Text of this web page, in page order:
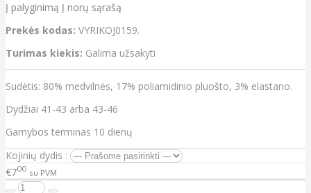
Į palyginimą Į norų sąrašą
Prekės kodas: VYRIKOJ0159.
Turimas kiekis: Galima užsakyti
Sudėtis: 80% medvilnės, 17% poliamidinio pluošto, 3% elastano.
Dydžiai 41-43 arba 43-46
Gamybos terminas 10 dienų
Kojinių dydis :
€700 su PVM